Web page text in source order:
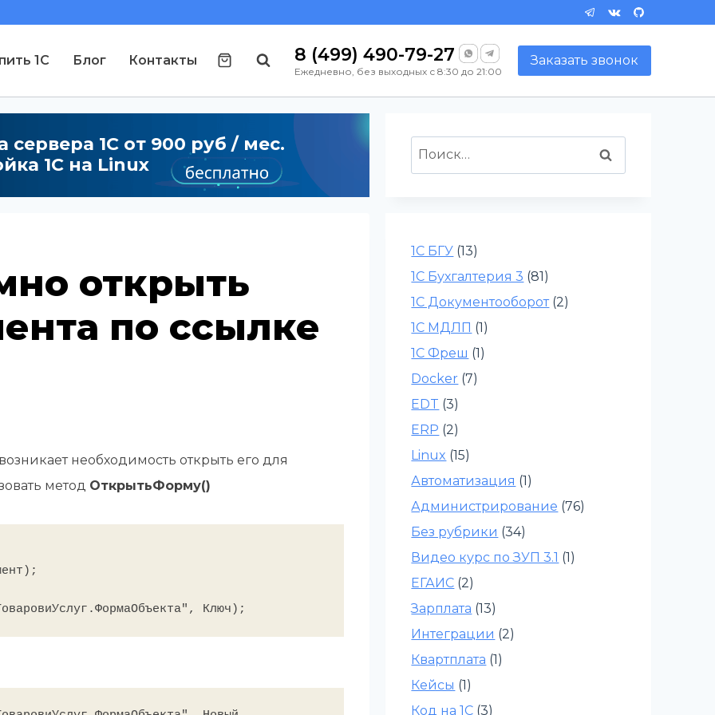
1С Блог Контакты 8 (499) 490-79-27
Ежедневно, без выходных с 8:30 до 21:00
Заказать звонок
сервера 1С от 900 руб / мес.
1С на Linux
открыть
по ссылке
необходимость открыть его для
метод ОткрытьФорму()
Найти:
1С БГУ (13)
1С Бухгалтерия 3 (81)
1С Документооборот(2)
1С МДЛП (1)
1С Фреш (1)
Docker (7)
EDT (3)
ERP (2)
Linux (15)
Автоматизация (1)
Администрирование (76)
Без рубрики (34)
Видео курс по ЗУП 3.1 (1)
ЕГАИС (2)
Зарплата (13)
Интеграции (2)
Квартплата (1)
Кейсы (1)
Код на 1С (3)